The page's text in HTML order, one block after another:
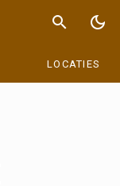
search dark_mode
LOCATIES